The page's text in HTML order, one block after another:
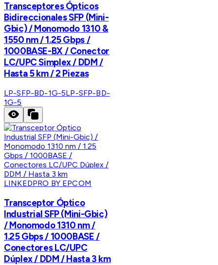
Transceptores Ópticos
Bidireccionales SFP (Mini-
Gbic) / Monomodo 1310 &
1550 nm / 1.25 Gbps /
1000BASE-BX / Conector
LC/UPC Simplex / DDM /
Hasta 5 km / 2 Piezas
LP-SFP-BD-1G-5LP-SFP-BD-
1G-5
LINKEDPRO BY EPCOM
Transceptor Óptico
Industrial SFP (Mini-Gbic)
/ Monomodo 1310 nm /
1.25 Gbps / 1000BASE /
Conectores LC/UPC
Dúplex / DDM / Hasta 3 km